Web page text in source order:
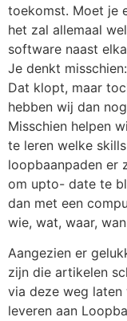
toekomst. Moet je
het zal allemaal
software naast
Je denkt
Dat klopt, maar
hebben wij dan
Misschien helpen
te leren welke
loopbaanpaden er
om upto- date te
dan met een
wie, wat, waar,
Aangezien er
zijn die artikelen
via deze weg
leveren aan